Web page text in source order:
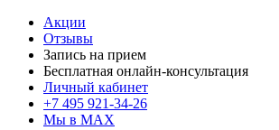
Акции
Отзывы
Запись на прием
Бесплатная онлайн-консультация
Личный кабинет
+7 495 921-34-26
Мы в MAX